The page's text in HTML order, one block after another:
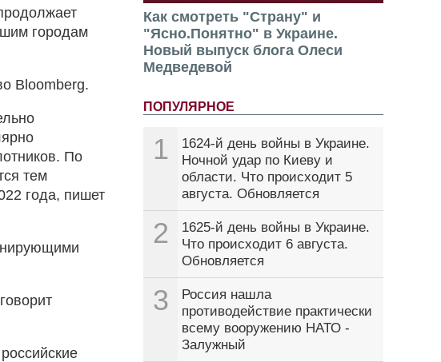
Как смотреть "Страну" и
"Ясно.Понятно" в Украине.
Новый выпуск блога Олеси
Медведевой
ПОПУЛЯРНОЕ
1
1624-й день войны в Украине.
Ночной удар по Киеву и
области. Что происходит 5
августа. Обновляется
2
1625-й день войны в Украине.
Что происходит 6 августа.
Обновляется
3
Россия нашла
противодействие практически
всему вооружению НАТО -
Залужный
городам
Bloomberg.
По
тем
года, пишет